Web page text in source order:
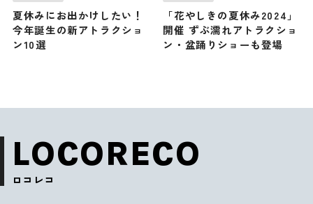
夏休みにお出かけしたい！
今年誕生の新アトラクショ
ン10選
「花やしきの夏休み2024」
開催 ずぶ濡れアトラクショ
ン・盆踊りショーも登場
LOCORECO
ロコレコ